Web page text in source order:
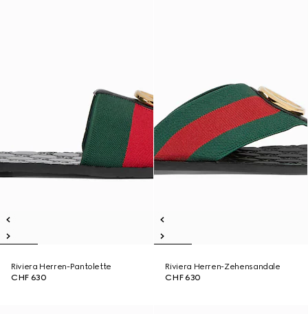
Riviera Herren-Pantolette
CHF 630
Riviera Herren-Zehensandale
CHF 630